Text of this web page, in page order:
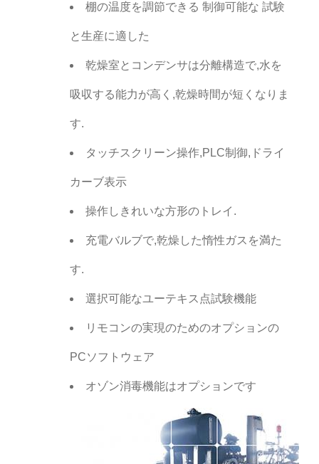
棚の温度を調節できる 制御可能な 試験
と生産に適した
乾燥室とコンデンサは分離構造で,水を
吸収する能力が高く,乾燥時間が短くなりま
す.
タッチスクリーン操作,PLC制御,ドライ
カーブ表示
操作しきれいな方形のトレイ.
充電バルブで,乾燥した惰性ガスを満た
す.
選択可能なユーテキス点試験機能
リモコンの実現のためのオプションの
PCソフトウェア
オゾン消毒機能はオプションです